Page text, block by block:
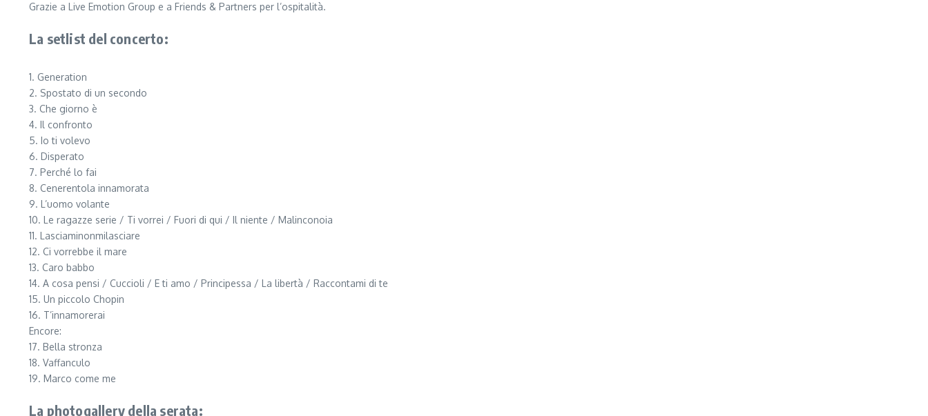
Grazie a Live Emotion Group e a Friends & Partners per l’ospitalità.
La setlist del concerto:
1. Generation
2. Spostato di un secondo
3. Che giorno è
4. Il confronto
5. Io ti volevo
6. Disperato
7. Perché lo fai
8. Cenerentola innamorata
9. L’uomo volante
10. Le ragazze serie / Ti vorrei / Fuori di qui / Il niente / Malinconoia
11. Lasciaminonmilasciare
12. Ci vorrebbe il mare
13. Caro babbo
14. A cosa pensi / Cuccioli / E ti amo / Principessa / La libertà / Raccontami di te
15. Un piccolo Chopin
16. T’innamorerai
Encore:
17. Bella stronza
18. Vaffanculo
19. Marco come me
La photogallery della serata: